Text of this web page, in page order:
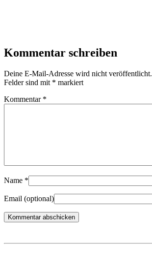
Kommentar schreiben
Deine E-Mail-Adresse wird nicht veröffentlicht.
Felder sind mit * markiert
Kommentar *
Name *
Email (optional)